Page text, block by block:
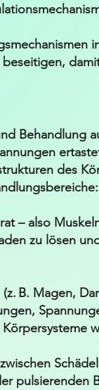
Behandlung
des
– also
zu lösen
B. Magen,
pulsierenden